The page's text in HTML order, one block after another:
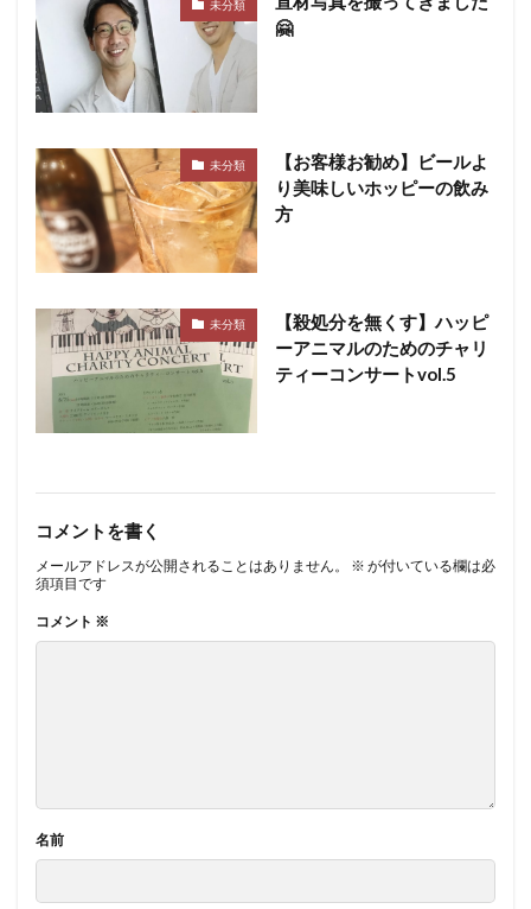
未分類
🤗
未分類
【お客様お勧め】ビールよ
り美味しいホッピーの飲み
方
未分類
【殺処分を無くす】ハッピ
ーアニマルのためのチャリ
ティーコンサートvol.5
コメントを書く
メールアドレスが公開されることはありません。 ※ が付いている欄は必
須項目です
コメント ※
名前